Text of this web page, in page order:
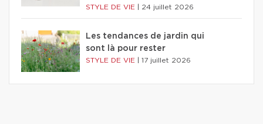
STYLE DE VIE 24 juillet 2026
Les tendances de jardin qui
sont là pour rester
STYLE DE VIE 17 juillet 2026